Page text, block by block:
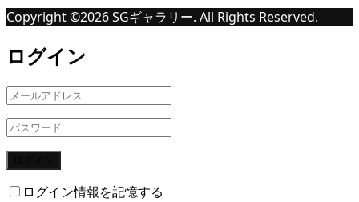
Copyright ©2026SGギャラリー. All Rights Reserved.
ログイン
ログイン情報を記憶する